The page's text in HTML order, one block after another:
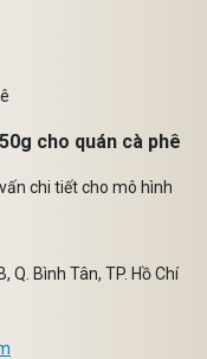
cho quán cà phê
chi tiết cho mô hình
Q. Bình Tân, TP. Hồ Chí